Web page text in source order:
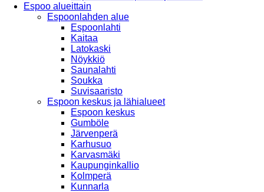
Espoo alueittain
Espoonlahden alue
Espoonlahti
Kaitaa
Latokaski
Nöykkiö
Saunalahti
Soukka
Suvisaaristo
Espoon keskus ja lähialueet
Espoon keskus
Gumböle
Järvenperä
Karhusuo
Karvasmäki
Kaupunginkallio
Kolmperä
Kunnarla